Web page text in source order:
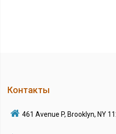
Контакты
461 Avenue P, Brooklyn, NY